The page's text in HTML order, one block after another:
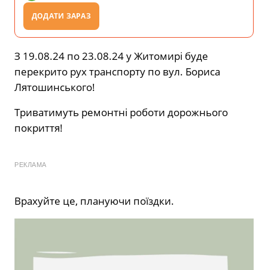
ДОДАТИ ЗАРАЗ
З 19.08.24 по 23.08.24 у Житомирі буде
перекрито pyx транспорту по вул. Бориса
Лятошинського!
Триватимуть ремонтні роботи дорожнього
покриття!
РЕКЛАМА
Врахуйте це, плануючи поїздки.